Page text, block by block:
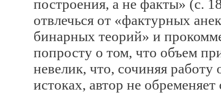
построения, а не факты» (с.
отвлечься от «фактурных
бинарных теорий» и
попросту о том, что объем
невелик, что, сочиняя работу
истоках, автор не